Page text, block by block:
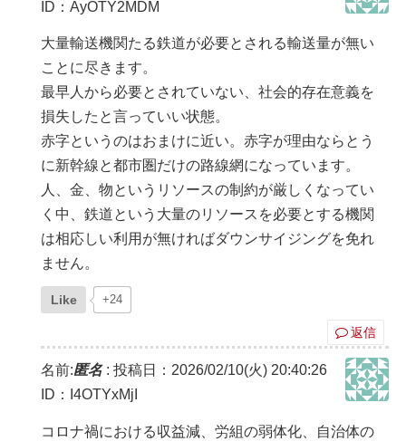
ID：AyOTY2MDM
大量輸送機関たる鉄道が必要とされる輸送量が無い
ことに尽きます。
最早人から必要とされていない、社会的存在意義を
損失したと言っていい状態。
赤字というのはおまけに近い。赤字が理由ならとう
に新幹線と都市圏だけの路線網になっています。
人、金、物というリソースの制約が厳しくなってい
く中、鉄道という大量のリソースを必要とする機関
は相応しい利用が無ければダウンサイジングを免れ
ません。
Like +24
返信
名前:匿名: 投稿日：2026/02/10(火) 20:40:26
ID：I4OTYxMjI
コロナ禍における収益減、労組の弱体化、自治体の